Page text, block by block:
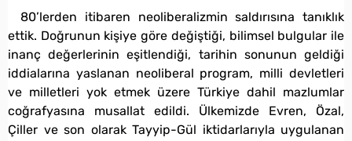
80’lerden itibaren neoliberalizmin saldırısına tanıklık
ettik. Doğrunun kişiye göre değiştiği, bilimsel bulgular ile
inanç değerlerinin eşitlendiği, tarihin sonunun geldiği
iddialarına yaslanan neoliberal program, milli devletleri
ve milletleri yok etmek üzere Türkiye dahil mazlumlar
coğrafyasına musallat edildi. Ülkemizde Evren, Özal,
Çiller ve son olarak Tayyip-Gül iktidarlarıyla uygulanan